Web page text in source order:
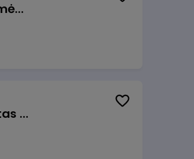
Užsakymų komplektuotojas (-a) Pieno ir mėsos sandėlyje
Veiklos užtikrinimo ir atitikties vyr. ekspertas (-ė) (Vilnius, LT)